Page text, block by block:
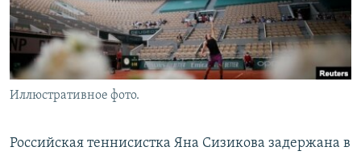
Иллюстративное фото.
Российская теннисистка Яна Сизикова задержана в